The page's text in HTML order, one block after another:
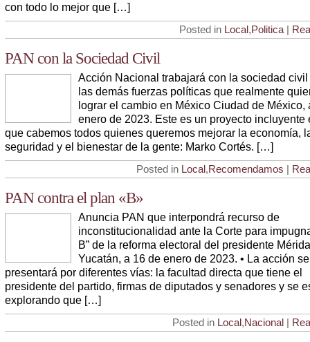
con todo lo mejor que […]
Posted in Local,Politica |
PAN con la Sociedad Civil
Acción Nacional trabajará con la sociedad civil
las demás fuerzas políticas que realmente
lograr el cambio en México Ciudad de México,
enero de 2023. Este es un proyecto incluyente
que cabemos todos quienes queremos mejorar la economía,
seguridad y el bienestar de la gente: Marko Cortés. […]
Posted in Local,Recomendamos |
PAN contra el plan «B»
Anuncia PAN que interpondrá recurso de
inconstitucionalidad ante la Corte para
B” de la reforma electoral del presidente
Yucatán, a 16 de enero de 2023. • La acción se
presentará por diferentes vías: la facultad directa que tiene el
presidente del partido, firmas de diputados y senadores y se
explorando que […]
Posted in Local,Nacional |